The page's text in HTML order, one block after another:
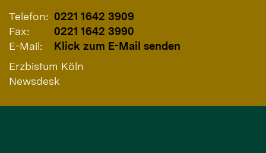
Telefon: 0221 1642 3909
Fax:
0221 1642 3990
E-Mail:
Klick zum E-Mail senden
Erzbistum Köln
Newsdesk